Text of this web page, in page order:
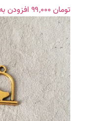
تومان افزودن